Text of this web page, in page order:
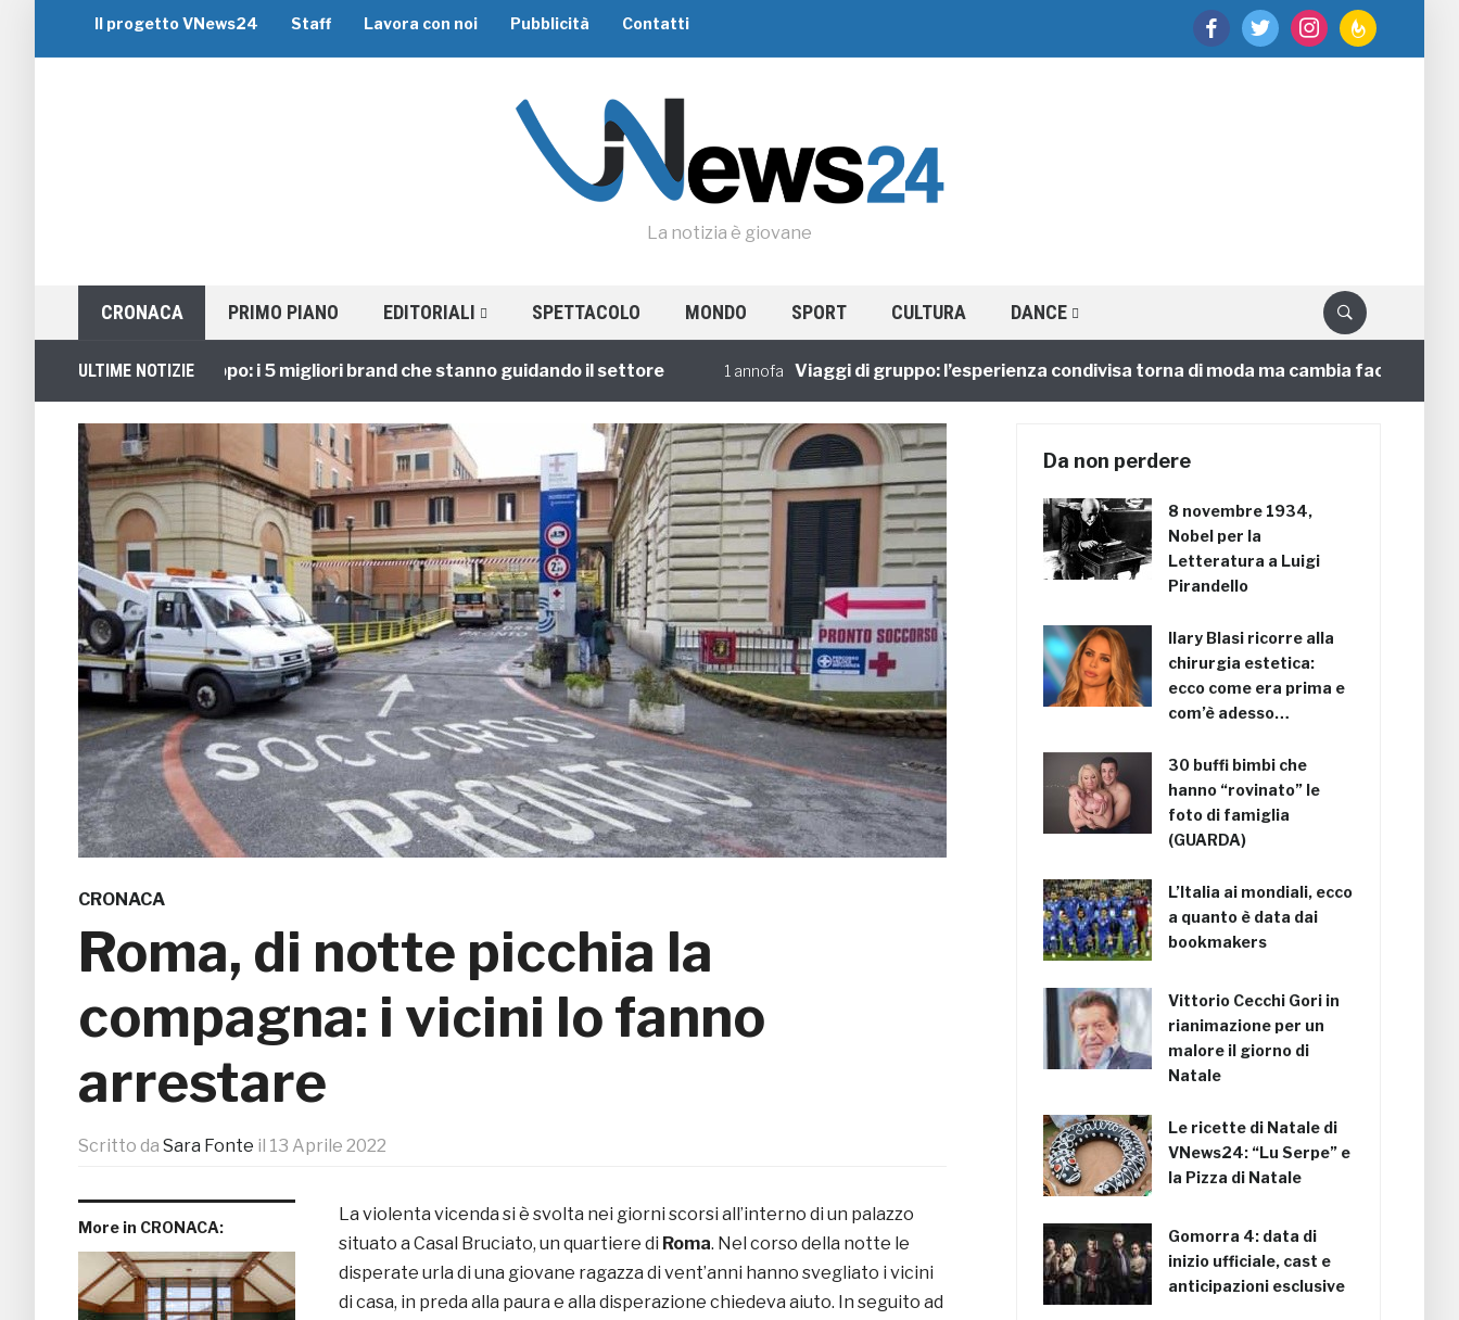
facebooktwitter instagramfeedburner
Il progetto VNews24 Staff Lavora con noi Pubblicità Contatti
La notizia è giovane
CRONACA PRIMO PIANO EDITORIALI SPETTACOLO MONDO SPORT CULTURA DANCE
ULTIME NOTIZIE
Viaggi di Gruppo: i 5 migliori brand che stanno guidando il settore 1 annofa Viaggi di gruppo: l’esperienza condivisa torna di moda ma cambia faccia
CRONACA
Roma, di notte picchia la
compagna: i vicini lo fanno
arrestare
Scritto da Sara Fonte il 13 Aprile 2022
More in CRONACA:
La violenta vicenda si è svolta nei giorni scorsi all’interno di un palazzo
situato a Casal Bruciato, un quartiere di Roma. Nel corso della notte le
disperate urla di una giovane ragazza di vent’anni hanno svegliato i vicini
di casa, in preda alla paura e alla disperazione chiedeva aiuto. In seguito ad
Da non perdere
8 novembre 1934,
Nobel per la
Letteratura a Luigi
Pirandello
Ilary Blasi ricorre alla
chirurgia estetica:
ecco come era prima e
com’è adesso…
30 buffi bimbi che
hanno “rovinato” le
foto di famiglia
(GUARDA)
L’Italia ai mondiali, ecco
a quanto è data dai
bookmakers
Vittorio Cecchi Gori in
rianimazione per un
malore il giorno di
Natale
Le ricette di Natale di
VNews24: “Lu Serpe” e
la Pizza di Natale
Gomorra 4: data di
inizio ufficiale, cast e
anticipazioni esclusive